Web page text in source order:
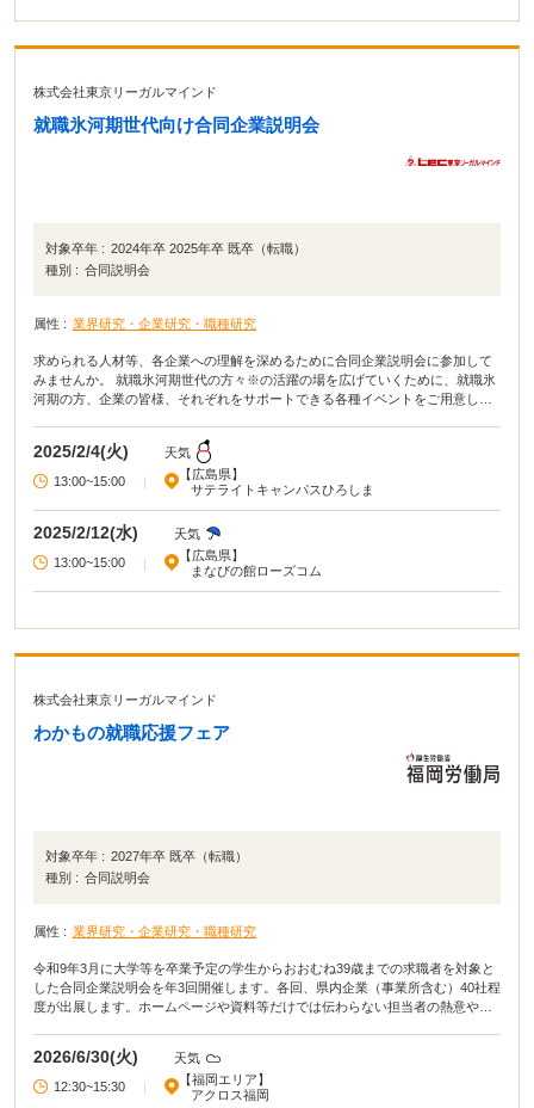
株式会社東京リーガルマインド
就職氷河期世代向け合同企業説明会
対象卒年 : 2024年卒 2025年卒 既卒（転職）
種別 : 合同説明会
属性 : 業界研究・企業研究・職種研究
求められる人材等、各企業への理解を深めるために合同企業説明会に参加して
みませんか。 就職氷河期世代の方々※の活躍の場を広げていくために、就職氷
河期の方、企業の皆様、それぞれをサポートできる各種イベントをご用意して
すが、その年齢以外の方もご参加いただけます。
2025/2/4(火)
天気
13:00~15:00
|
【広島県】
サテライトキャンパスひろしま
2025/2/12(水)
天気
13:00~15:00
|
【広島県】
まなびの館ローズコム
株式会社東京リーガルマインド
わかもの就職応援フェア
対象卒年 : 2027年卒 既卒（転職）
種別 : 合同説明会
属性 : 業界研究・企業研究・職種研究
令和9年3月に大学等を卒業予定の学生からおおむね39歳までの求職者を対象と
した合同企業説明会を年3回開催します。各回、県内企業（事業所含む）40社程
度が出展します。ホームページや資料等だけでは伝わらない担当者の熱意や、
2026/6/30(火)
天気
12:30~15:30
|
【福岡エリア】
アクロス福岡